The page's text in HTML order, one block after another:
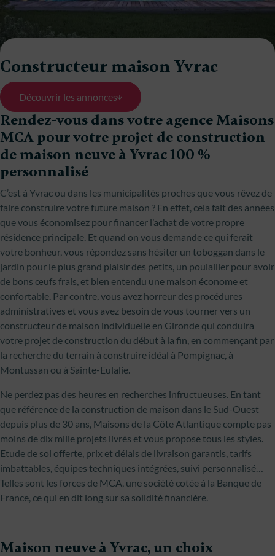
Constructeur maison Yvrac
Découvrir les annonces
Rendez-vous dans votre agence Maisons
MCA pour votre projet de construction
de maison neuve à Yvrac 100 %
personnalisé
C’est à Yvrac ou dans les municipalités proches que vous rêvez de
faire construire votre future maison ? En effet, cela fait des années
que vous économisez pour financer l’achat de votre propre
résidence principale. Et quand on vous demande ce qui ferait
votre bonheur, vous répondez sans hésiter un toboggan dans le
jardin pour le plus grand plaisir des petits, un poulailler pour avoir
de bons œufs frais, et bien entendu une maison économe et
confortable. Par contre, vous avez horreur des procédures
administratives et vous avez besoin de vous tourner vers un
constructeur de maison individuelle en Gironde qui conduira
votre projet de construction du début à la fin, en commençant par
la recherche du terrain à construire idéal à Pompignac, à
Montussan ou à Sainte-Eulalie.
Ne perdez pas des heures en recherches infructueuses. En tant
que référence de la construction de maison dans le Sud-Ouest
depuis plus de 30 ans, Maisons de la Côte Atlantique compte pas
moins de dix mille projets livrés et vous propose tous les styles.
Etude de sol offerte, prix et délais de livraison garantis, tarifs
imbattables, équipes techniques intégrées, suivi personnalisé…
Telles sont les forces de MCA, une société cotée à la Banque de
France, ce qui en dit long sur sa solidité financière.
Maison neuve à Yvrac, un choix